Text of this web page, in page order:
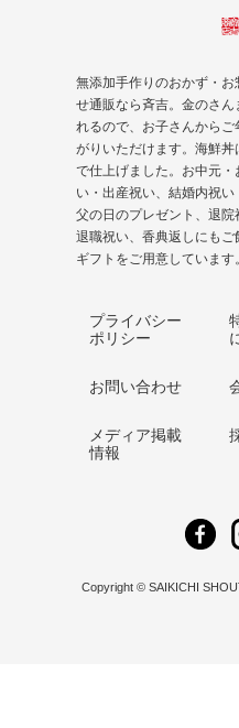
無添加手作りのおかず・
せ通販なら斉吉。金のさ
れるので、お子さんから
がりいただけます。海鮮
で仕上げました。お中元
い・出産祝い、結婚内祝い
父の日のプレゼント、 退院
退職祝い、香典返しにも
ギフトをご用意しています。
プライバシー
ポリシー
お問い合わせ
メディア掲載
情報
Copyright © SAIKICHI